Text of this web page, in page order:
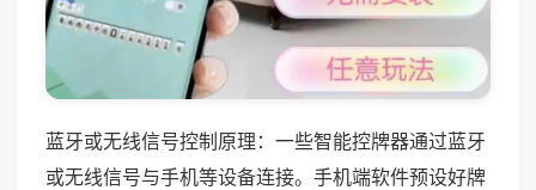
蓝牙或无线信号控制原理：一些智能控牌器通过蓝牙
或无线信号与手机等设备连接。手机端软件预设好牌